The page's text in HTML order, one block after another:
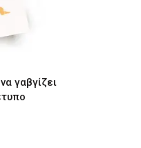
γαβγίζει